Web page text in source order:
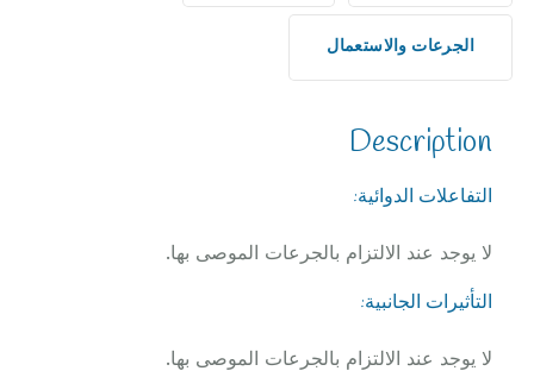
الجرعات والاستعمال
Description
التفاعلات الدوائية:
لا يوجد عند الالتزام بالجرعات الموصى بها.
التأثيرات الجانبية:
لا يوجد عند الالتزام بالجرعات الموصى بها.